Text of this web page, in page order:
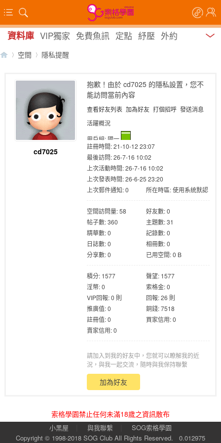
資料庫 VIP獨家 免費魚訊 定點 紓壓 外約
空間
›
隱私提醒
cd7025
抱歉！由於 cd7025 的隱私設置，您不
能訪問當前內容
查看好友列表 加為好友 打個招呼 發送消息
活躍概況
用戶組: 國一
註冊時間: 21-10-12 23:07
最後訪問: 26-7-16 10:02
上次活動時間: 26-7-16 10:02
上次發表時間: 26-6-25 23:20
上次郵件通知: 0
所在時區: 使用系統默認
空間訪問量: 58
好友數: 0
帖子數: 360
主題數: 31
精華數: 0
記錄數: 0
日誌數: 0
相冊數: 0
分享數: 0
已用空間: 0 B
積分: 1577
聲望: 1577
淫幣: 0
索格金: 0
VIP回報: 0 則
回報: 26 則
推廣值: 0
銅錢: 7518
註冊值: 0
買家信用: 0
賣家信用: 0
請加入到我的好友中，您就可以瞭解我的近
況，與我一起交流，隨時與我保持聯繫
加為好友
索格學園禁止任何未滿18歲之資訊散布
小黑屋 與我聯繫
SOG索格學園
Copyright © 1998-2018 SOG Club All Rights Reserved. 0.012975